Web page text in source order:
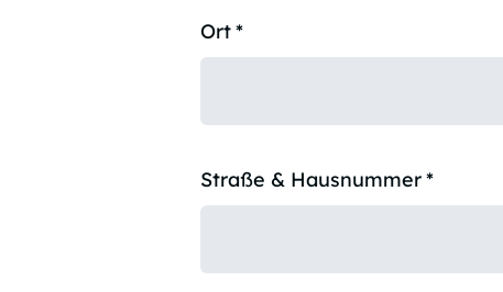
Ort*
Straße & Hausnummer*